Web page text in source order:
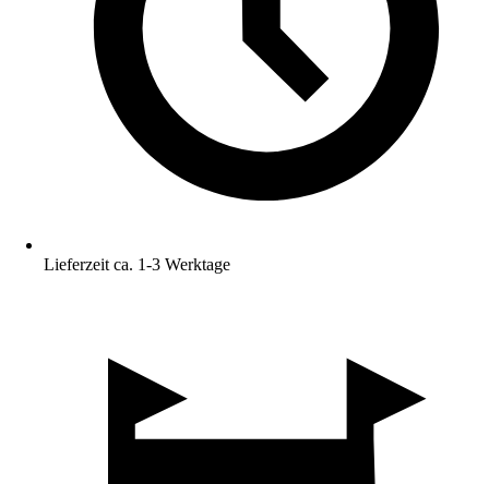
Lieferzeit ca. 1-3 Werktage